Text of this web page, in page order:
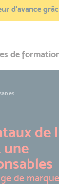
d’avance
de
de
une
de